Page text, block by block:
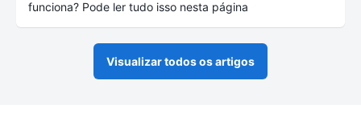
funciona? Pode ler tudo isso nesta página
Visualizar todos os artigos